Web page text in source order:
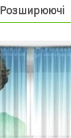
Розширюючі